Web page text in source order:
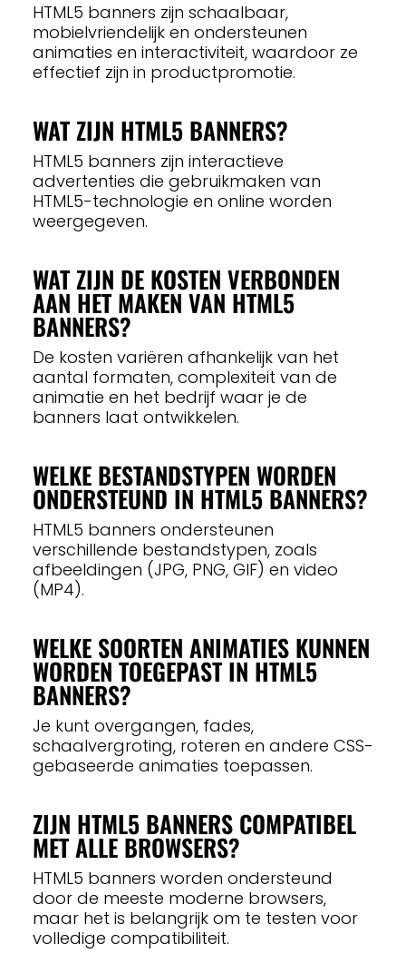
HTML5 banners zijn schaalbaar,
mobielvriendelijk en ondersteunen
animaties en interactiviteit, waardoor ze
effectief zijn in productpromotie.
WAT ZIJN HTML5 BANNERS?
HTML5 banners zijn interactieve
advertenties die gebruikmaken van
HTML5-technologie en online worden
weergegeven.
WAT ZIJN DE KOSTEN VERBONDEN
AAN HET MAKEN VAN HTML5
BANNERS?
De kosten variëren afhankelijk van het
aantal formaten, complexiteit van de
animatie en het bedrijf waar je de
banners laat ontwikkelen.
WELKE BESTANDSTYPEN WORDEN
ONDERSTEUND IN HTML5 BANNERS?
HTML5 banners ondersteunen
verschillende bestandstypen, zoals
afbeeldingen (JPG, PNG, GIF) en video
(MP4).
WELKE SOORTEN ANIMATIES KUNNEN
WORDEN TOEGEPAST IN HTML5
BANNERS?
Je kunt overgangen, fades,
schaalvergroting, roteren en andere CSS-
gebaseerde animaties toepassen.
ZIJN HTML5 BANNERS COMPATIBEL
MET ALLE BROWSERS?
HTML5 banners worden ondersteund
door de meeste moderne browsers,
maar het is belangrijk om te testen voor
volledige compatibiliteit.